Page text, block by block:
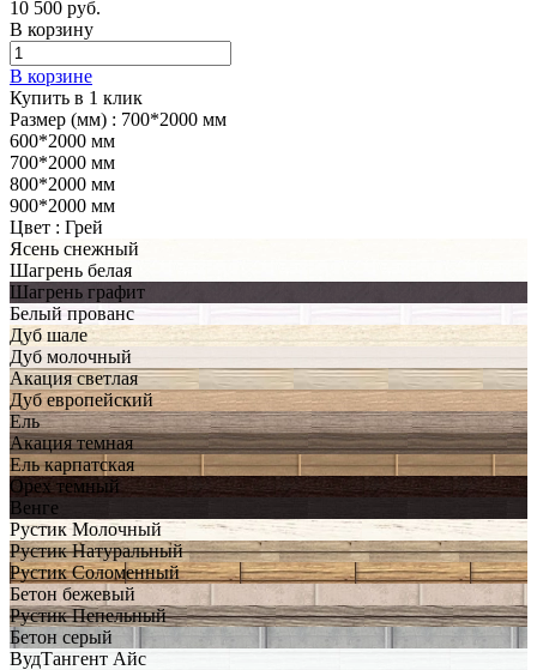
10 500 руб.
В корзину
В корзине
Купить в 1 клик
Размер (мм) : 700*2000 мм
600*2000 мм
700*2000 мм
800*2000 мм
900*2000 мм
Цвет : Грей
Ясень снежный
Шагрень белая
Шагрень графит
Белый прованс
Дуб шале
Дуб молочный
Акация светлая
Дуб европейский
Ель
Акация темная
Ель карпатская
Орех темный
Венге
Рустик Молочный
Рустик Натуральный
Рустик Соломенный
Бетон бежевый
Рустик Пепельный
Бетон серый
ВудТангент Айс